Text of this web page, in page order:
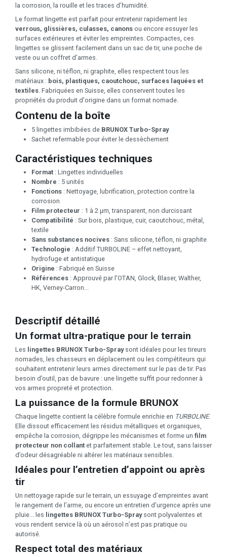
la corrosion, la rouille et les traces d’humidité.
Le format lingette est parfait pour entretenir rapidement les
verrous, glissières, culasses, canons ou encore essuyer les
surfaces extérieures et éviter les empreintes. Compactes, ces
lingettes se glissent facilement dans un sac de tir, une poche de
veste ou un coffret d’armes.
Sans silicone, ni téflon, ni graphite, elles respectent tous les
matériaux : bois, plastiques, caoutchouc, surfaces laquées et
textiles . Fabriquées en Suisse, elles conservent toutes les
propriétés du produit d'origine dans un format nomade.
Contenu de la boîte
5 lingettes imbibées de BRUNOX Turbo-Spray
Sachet refermable pour éviter le dessèchement
Caractéristiques techniques
Format : Lingettes individuelles
Nombre : 5 unités
Fonctions : Nettoyage, lubrification, protection contre la
corrosion
Film protecteur : 1 à 2 µm, transparent, non durcissant
Compatibilité : Sur bois, plastique, cuir, caoutchouc, métal,
textile
Sans substances nocives : Sans silicone, téflon, ni graphite
Technologie : Additif TURBOLINE – effet nettoyant,
hydrofuge et antistatique
Origine : Fabriqué en Suisse
Références : Approuvé par l’OTAN, Glock, Blaser, Walther,
HK, Verney-Carron...
Descriptif détaillé
Un format ultra-pratique pour le terrain
Les lingettes BRUNOX Turbo-Spraysont idéales pour les tireurs
nomades, les chasseurs en déplacement ou les compétiteurs qui
souhaitent entretenir leurs armes directement sur le pas de tir. Pas
besoin d’outil, pas de bavure : une lingette suffit pour redonner à
vos armes propreté et protection.
La puissance de la formule BRUNOX
Chaque lingette contient la célèbre formule enrichie en TURBOLINE.
Elle dissout efficacement les résidus métalliques et organiques,
empêche la corrosion, dégrippe les mécanismes et forme un film
protecteur non collant et parfaitement stable. Le tout, sans laisser
d’odeur désagréable ni altérer les matériaux sensibles.
Idéales pour l’entretien d’appoint ou après
tir
Un nettoyage rapide sur le terrain, un essuyage d’empreintes avant
le rangement de l’arme, ou encore un entretien d’urgence après une
pluie... les lingettes BRUNOX Turbo-Spraysont polyvalentes et
vous rendent service là où un aérosol n’est pas pratique ou
autorisé.
Respect total des matériaux